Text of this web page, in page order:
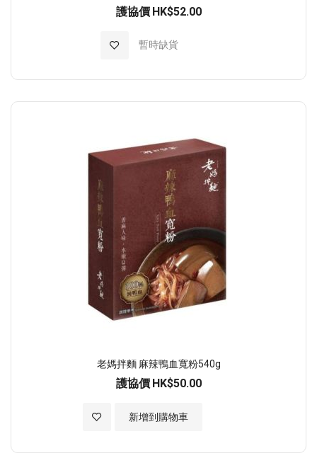
護協價 HK$52.00
暫時缺貨
加入至願望清單
老媽拌麵 麻辣鴨血寬粉540g
護協價 HK$50.00
新增到購物車
加入至願望清單